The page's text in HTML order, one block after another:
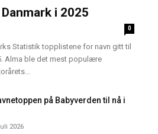
i 2025
0
Statistik topplistene for navn gitt til
Alma ble det mest populære
på Babyverden til nå i
2026